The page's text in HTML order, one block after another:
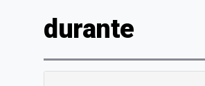
durante